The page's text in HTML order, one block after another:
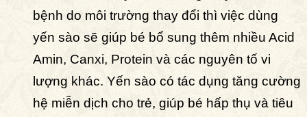
bệnh do môi trường thay đổi thì việc dùng
yến sào sẽ giúp bé bổ sung thêm nhiều Acid
Amin, Canxi, Protein và các nguyên tố vi
lượng khác. Yến sào có tác dụng tăng cường
hệ miễn dịch cho trẻ, giúp bé hấp thụ và tiêu